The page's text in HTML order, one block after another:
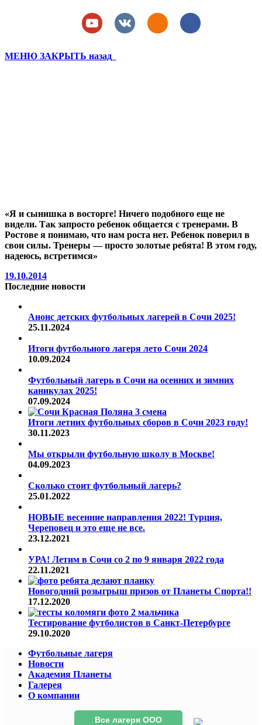
МЕНЮ ЗАКРЫТЬ назад
«Я и сынишка в восторге! Ничего подобного еще не
видели. Так запросто ребенок общается с тренерами. В
Ростове я понимаю, что нам роста нет. Ребенок поверил в
свои силы. Тренеры — просто золотые ребята! В этом году,
надеюсь, встретимся»
19.10.2014
Последние новости
Анонс детских футбольных лагерей в Сочи 2025!
25.11.2024
Итоги футбольного лагеря лето Сочи 2024
10.09.2024
Футбольный лагерь в Сочи на осенних и зимних
каникулах 2025!
07.09.2024
Итоги летних футбольных сборов в Сочи 2023 году!
30.11.2023
Мы открыли футбольную школу в Москве!
04.09.2023
Сколько стоит футбольный лагерь?
25.01.2022
НОВЫЕ весенние направления 2022! Турция,
Череповец и это еще не все.
23.12.2021
УРА! Летим в Сочи со 2 по 9 января 2022 года
22.11.2021
Новогодний розыгрыш призов от Планеты Спорта!!
17.12.2020
Тестирование футболистов в Санкт-Петербурге
29.10.2020
Футбольные лагеря
Новости
Академия Планеты
Галерея
О компании
Все лагеря ООО